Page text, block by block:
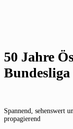
50 Jahre
Bundesliga
Spannend, sehenswert
propagierend